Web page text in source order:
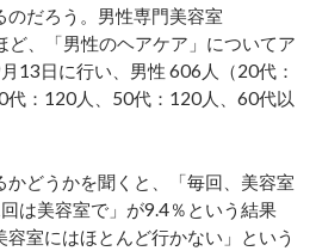
のだろう。男性専門美容室
ど、「男性のヘアケア」についてア
13日に行い、男性 606人（20代：
：120人、50代：120人、60代以
どうかを聞くと、「毎回、美容室
は美容室で」が9.4％という結果
室にはほとんど行かない」という